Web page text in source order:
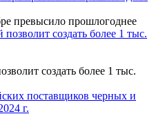
превысило прошлогоднее
создать более 1 тыс.